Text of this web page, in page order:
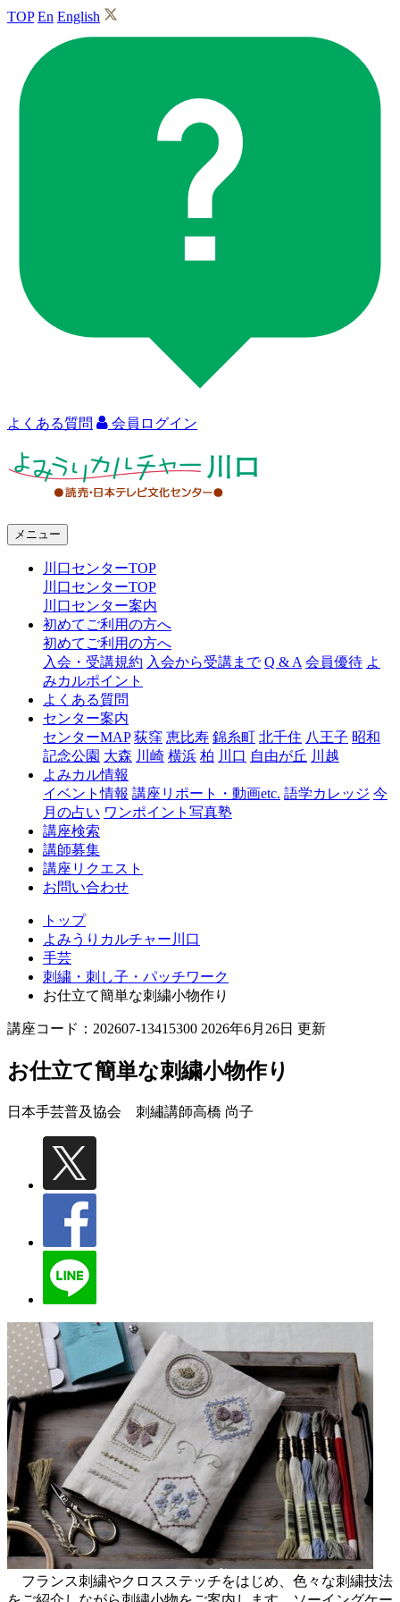
TOP En English
よくある質問 会員ログイン
ャ
口
メニュー
川口センターTOP
川口センターTOP
川口センター案内
初めてご利用の方へ
初めてご利用の方へ
入会・受講規約 入会から受講まで Q & A 会員優待 よ
みカルポイント
よくある質問
センター案内
センターMAP 荻窪 恵比寿 錦糸町 北千住 八王子 昭和
記念公園 大森 川崎 横浜 柏 川口 自由が丘 川越
よみカル情報
イベント情報 講座リポート・動画etc. 語学カレッジ 今
月の占い ワンポイント写真塾
講座検索
講師募集
講座リクエスト
お問い合わせ
トップ
よみうりカルチャー川口
手芸
刺繍・刺し子・パッチワーク
お仕立て簡単な刺繍小物作り
講座コード：202607-13415300 2026年6月26日 更新
お仕立て簡単な刺繍小物作り
日本手芸普及協会 刺繡講師高橋 尚子
フランス刺繍やクロスステッチをはじめ、色々な刺繍技法